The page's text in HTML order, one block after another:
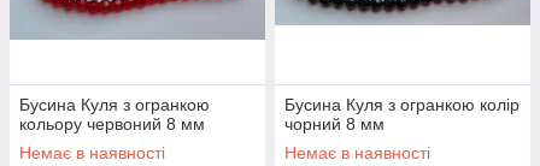
Бусина Куля з огранкою
кольору червоний 8 мм
Немає в наявності
Бусина Куля з огранкою колір
чорний 8 мм
Немає в наявності